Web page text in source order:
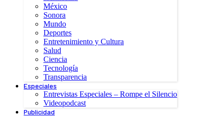
México
Sonora
Mundo
Deportes
Entretenimiento y Cultura
Salud
Ciencia
Tecnología
Transparencia
Especiales
Entrevistas Especiales – Rompe el Silencio
Videopodcast
Publicidad